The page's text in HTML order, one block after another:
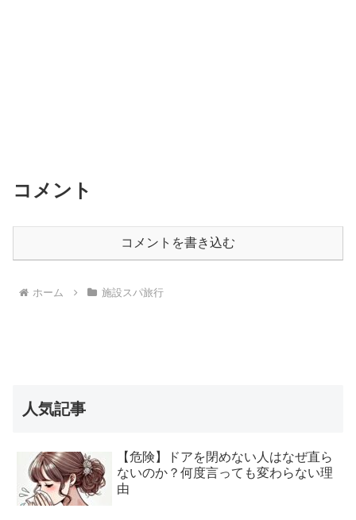
コメント
コメントを書き込む
ホーム 施設スパ旅行
人気記事
【危険】ドアを閉めない人はなぜ直ら
ないのか？何度言っても変わらない理
由